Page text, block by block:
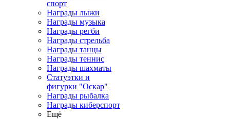
спорт
Награды лыжи
Награды музыка
Награды регби
Награды стрельба
Награды танцы
Награды теннис
Награды шахматы
Статуэтки и
фигурки "Оскар"
Награды рыбалка
Награды киберспорт
Ещё